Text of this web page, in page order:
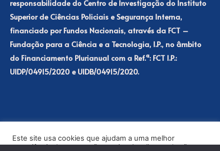
responsabilidade do Centro de Investigação do Instituto
Superior de Ciências Policiais e Segurança Interna,
financiado por Fundos Nacionais, através da FCT –
Fundação para a Ciência e a Tecnologia, I.P., no âmbito
do Financiamento Plurianual com a Ref.ª: FCT I.P.:
UIDP/04915/2020 e UIDB/04915/2020.
Este site usa cookies que ajudam a uma melhor
experiência de navegação no site. Ao clicar no botão